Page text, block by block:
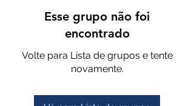
Esse grupo não foi
encontrado
Volte para Lista de grupos e tente
novamente.